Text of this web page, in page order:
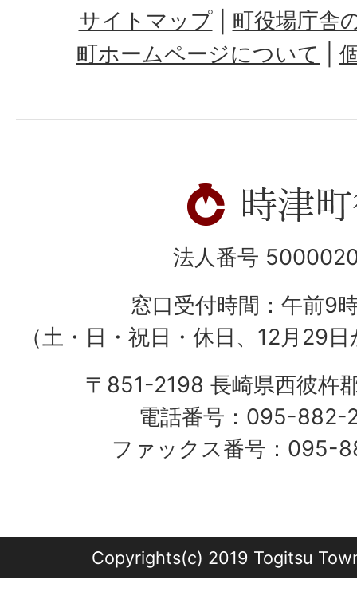
サイトマップ
町役場庁舎
町ホームページについて
法人番号
窓口受付時間：午前9
（土・日・祝日・休日、12月29
〒851-2198 長崎県西彼杵
電話番号：095-
ファックス番号：095-
Copyrights(c) 2019 Togitsu